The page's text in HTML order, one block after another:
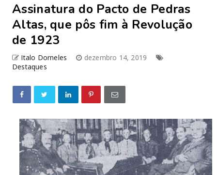
Assinatura do Pacto de Pedras
Altas, que pôs fim à Revolução
de 1923
Italo Dorneles
dezembro 14, 2019
Destaques